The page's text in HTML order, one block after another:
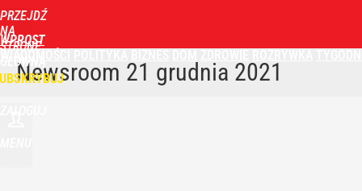
PRZEJDŹ
NA
STRONĘ
GŁÓWNĄ
WPROST
Newsroom 21 grudnia 2021